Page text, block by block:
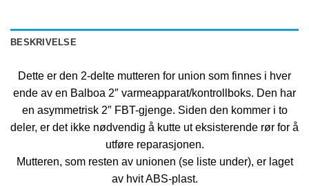
BESKRIVELSE
Dette er den 2-delte mutteren for union som finnes i hver
ende av en Balboa 2″ varmeapparat/kontrollboks. Den har
en asymmetrisk 2″ FBT-gjenge. Siden den kommer i to
deler, er det ikke nødvendig å kutte ut eksisterende rør for å
utføre reparasjonen.
Mutteren, som resten av unionen (se liste under), er laget
av hvit ABS-plast.